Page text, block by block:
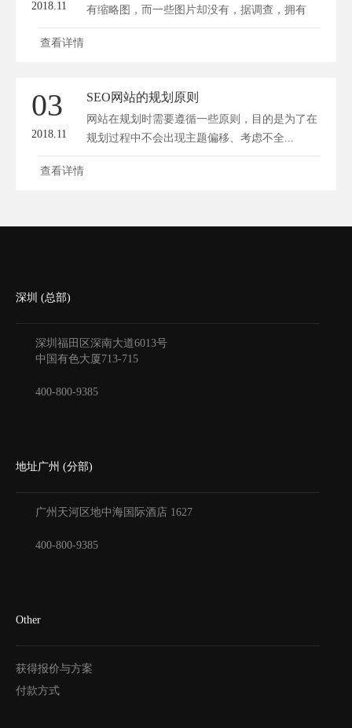
2018.11
有缩略图，而一些图片却没有，据调查，拥有
缩...
查看详情
03
2018.11
SEO网站的规划原则
网站在规划时需要遵循一些原则，目的是为了在
规划过程中不会出现主题偏移、考虑不全...
查看详情
深圳 (总部)
深圳福田区深南大道6013号
中国有色大厦713-715
400-800-9385
地址广州 (分部)
广州天河区地中海国际酒店 1627
400-800-9385
Other
获得报价与方案
付款方式